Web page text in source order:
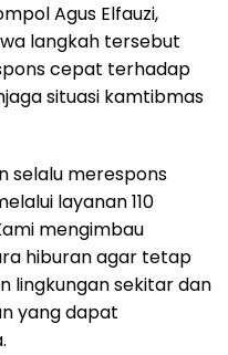
Agus Elfauzi,
langkah tersebut
cepat terhadap
situasi kamtibmas
selalu merespons
layanan 110
mengimbau
hiburan agar tetap
lingkungan sekitar dan
yang dapat